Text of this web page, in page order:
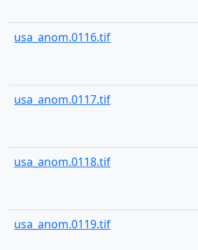
usa_anom.0116.tif
usa_anom.0117.tif
usa_anom.0118.tif
usa_anom.0119.tif